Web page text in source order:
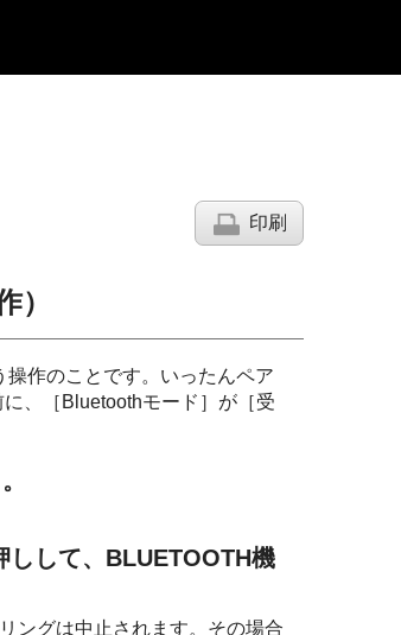
印刷
）
作のことです。いったんペア
、［Bluetoothモード］が［受
しして、BLUETOOTH機
ングは中止されます。その場合